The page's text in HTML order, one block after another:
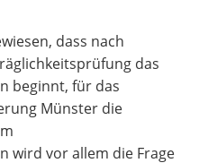
dass nach
das
beginnt, für das
Münster die
wird vor allem die Frage